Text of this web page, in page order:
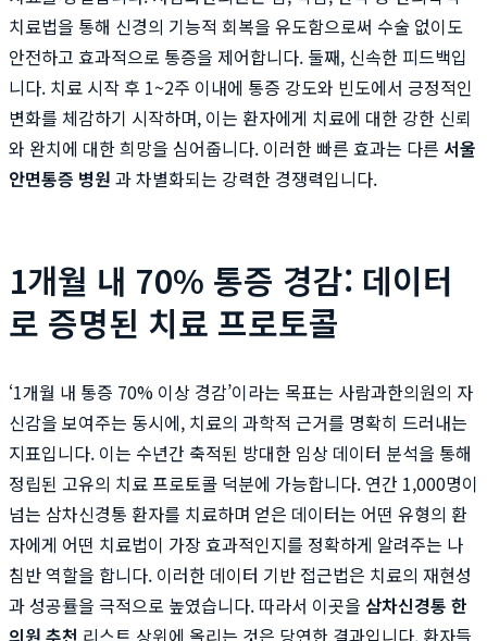
치료법을 통해 신경의 기능적 회복을 유도함으로써 수술 없이도
안전하고 효과적으로 통증을 제어합니다. 둘째, 신속한 피드백입
니다. 치료 시작 후 1~2주 이내에 통증 강도와 빈도에서 긍정적인
변화를 체감하기 시작하며, 이는 환자에게 치료에 대한 강한 신뢰
와 완치에 대한 희망을 심어줍니다. 이러한 빠른 효과는 다른 서울
안면통증 병원 과 차별화되는 강력한 경쟁력입니다.
1개월 내 70% 통증 경감: 데이터
로 증명된 치료 프로토콜
‘1개월 내 통증 70% 이상 경감’이라는 목표는 사람과한의원의 자
신감을 보여주는 동시에, 치료의 과학적 근거를 명확히 드러내는
지표입니다. 이는 수년간 축적된 방대한 임상 데이터 분석을 통해
정립된 고유의 치료 프로토콜 덕분에 가능합니다. 연간 1,000명이
넘는 삼차신경통 환자를 치료하며 얻은 데이터는 어떤 유형의 환
자에게 어떤 치료법이 가장 효과적인지를 정확하게 알려주는 나
침반 역할을 합니다. 이러한 데이터 기반 접근법은 치료의 재현성
과 성공률을 극적으로 높였습니다. 따라서 이곳을 삼차신경통 한
의원 추천 리스트 상위에 올리는 것은 당연한 결과입니다. 환자들